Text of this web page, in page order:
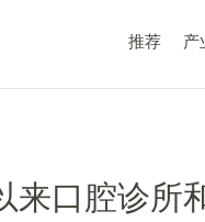
推荐 产
来口腔诊所